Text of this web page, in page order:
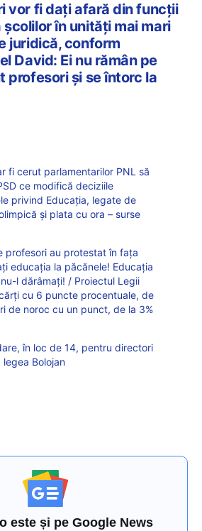
vor fi dați afară din funcții
în unități mai mari
juridică, conform
David: Ei nu rămân pe
profesori și se întorc la
fi cerut parlamentarilor PNL să
ce modifică deciziile
privind Educația, legate de
și plata cu ora – surse
profesori au protestat în fața
educația la păcănele! Educația
l dărâmați! / Proiectul Legii
cu 6 puncte procentuale, de
de noroc cu un punct, de la 3%
în loc de 14, pentru directori
legea Bolojan
este și pe Google News